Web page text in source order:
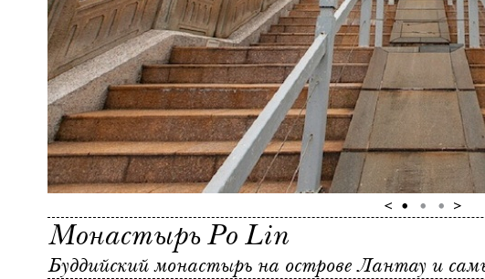
Монастырь Po Lin
Буддийский монастырь на острове Лантау и